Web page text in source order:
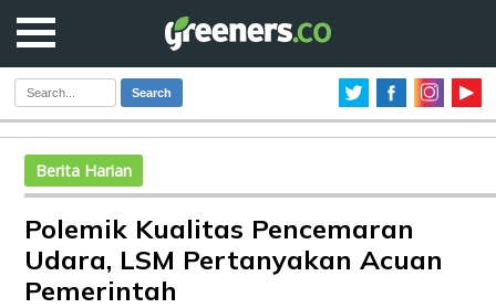
Search
Berita Harian
Polemik Kualitas Pencemaran
Udara, LSM Pertanyakan Acuan
Pemerintah